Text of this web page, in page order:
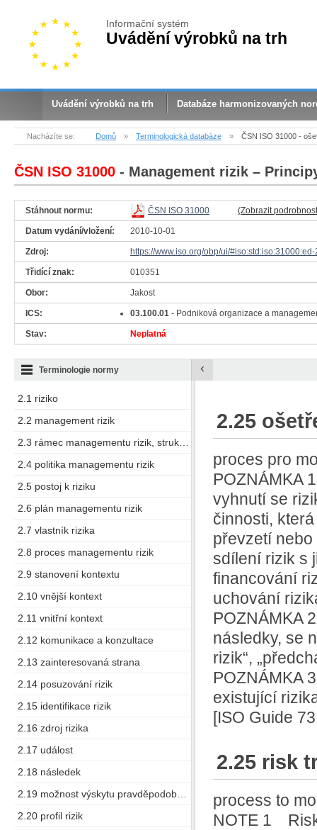
Informační systém
Uvádění výrobků na trh
Uvádění výrobků na trh Databáze harmonizovaných
Nacházíte se: Domů » Terminologická databáze » ČSN ISO 31000 -
ČSN ISO 31000 - Management rizik –
Stáhnout normu: ČSN ISO 31000 (Zobrazit
Datum vydání/vložení: 2010-10-01
Zdroj: https://www.iso.org/obp/ui/
Třidící znak: 010351
Obor: Jakost
ICS: 03.100.01 - Podniková organizace a
Stav: Neplatná
2.1 riziko
2.2 management rizik
2.4 politika managementu rizik
2.5 postoj k riziku
2.6 plán managementu rizik
2.7 vlastník rizika
2.8 proces managementu rizik
2.9 stanovení kontextu
2.10 vnější kontext
2.11 vnitřní kontext
2.12 komunikace a konzultace
2.13 zainteresovaná strana
2.14 posuzování rizik
2.15 identifikace rizik
2.16 zdroj rizika
2.17 událost
2.18 následek
2.20 profil rizik
Terminologie normy ‹
2.25
proces pro
POZNÁMKA
vyhnutí se
činnosti,
převzetí
sdílení rizik s
financování
uchování
POZNÁMKA
následky, se
rizik“,
POZNÁMKA
existující
[ISO Guide
2.25 risk
process to
NOTE 1